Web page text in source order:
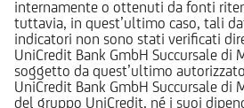
internamente o ottenuti da fonti
tuttavia, in quest’ultimo caso, tali
indicatori non sono stati verificati
UniCredit Bank GmbH Succursale di
soggetto da quest’ultimo
UniCredit Bank GmbH Succursale di
del gruppo UniCredit, né i suoi